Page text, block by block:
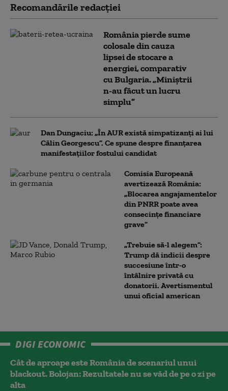
Recomandările redacţiei
România pierde sume
colosale din cauza
lipsei de stocare a
energiei, comparativ
cu Bulgaria. „Miniștrii
n-au făcut un lucru
simplu”
Dan Dungaciu: „În AUR există simpatizanți ai lui
Călin Georgescu”. Ce spune despre finanțarea
manifestațiilor fostului candidat
Comisia Europeană
avertizează România:
„Blocarea angajamentelor
din PNRR poate avea
consecințe financiare
grave”
„Trebuie să-l alegem”:
Trump dă indicii despre
succesiune într-o
întâlnire privată cu
donatorii. Avertismentul
unui oficial american
DIGI ECONOMIC
Cât de aproape este România de scenariul unui
blackout. Bolojan: Rezultatele nu se văd de pe o zi pe
alta